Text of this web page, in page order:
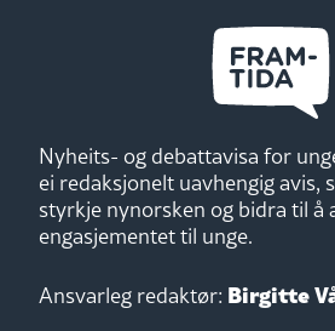
Nyheits- og debattavisa for
ei redaksjonelt uavhengig avis,
styrkje nynorsken og bidra til å
engasjementet til unge.
Ansvarleg redaktør: Birgitte